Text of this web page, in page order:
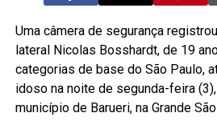
Uma câmera de segurança
lateral Nicolas Bosshardt, de 19
categorias de base do São Paulo,
idoso na noite de segunda-feira
município de Barueri, na Grande